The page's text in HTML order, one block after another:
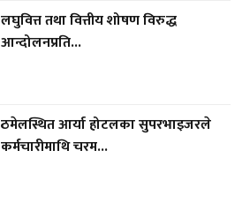
लघुवित्त तथा वित्तीय शोषण विरुद्ध
आन्दोलनप्रति...
ठमेलस्थित आर्या होटलका सुपरभाइजरले
कर्मचारीमाथि चरम...